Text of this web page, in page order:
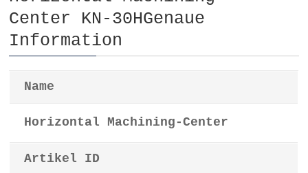
Center KN-30HGenaue
Information
Name
Horizontal Machining-Center
Artikel ID